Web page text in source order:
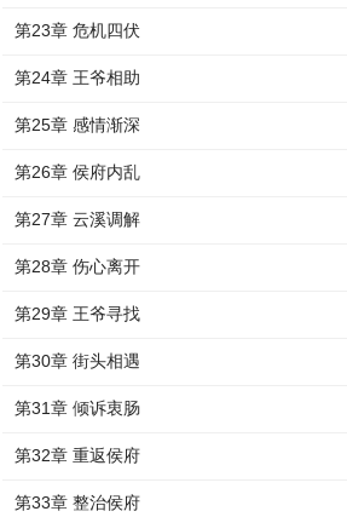
第23章 危机四伏
第24章 王爷相助
第25章 感情渐深
第26章 侯府内乱
第27章 云溪调解
第28章 伤心离开
第29章 王爷寻找
第30章 街头相遇
第31章 倾诉衷肠
第32章 重返侯府
第33章 整治侯府